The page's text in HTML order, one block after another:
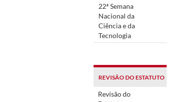
22ª Semana
Nacional da
Ciência e da
Tecnologia
REVISÃO DO ESTATUTO
Revisão do